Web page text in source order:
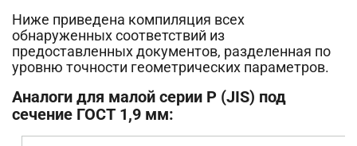
Ниже приведена компиляция всех
обнаруженных соответствий из
предоставленных документов, разделенная по
уровню точности геометрических параметров.
Аналоги для малой серии P (JIS) под
сечение ГОСТ 1,9 мм: